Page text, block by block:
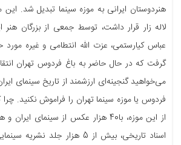
هنردوستان ایرانی به موزه سینما تبدیل شد. این
لاله زار قرار داشت، توسط جمعی از بزرگان
عباس کیارستمی، عزت الله انتطامی و غیره مورد
گرفت که در حال حاضر به باغ فردوس تهران
می‌خواهید گنجینه‌ای ارزشمند از تاریخ سینمای ایران
فردوس یا موزه سینما تهران را فراموش نکنید. چرا